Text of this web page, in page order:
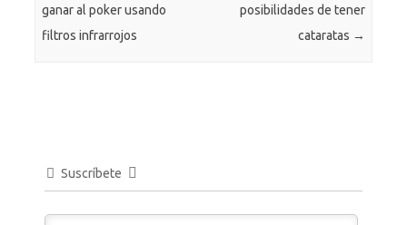
ganar al poker usando
filtros infrarrojos
posibilidades de tener
cataratas →
Suscríbete